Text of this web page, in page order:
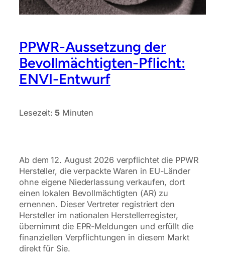
PPWR-Aussetzung der
Bevollmächtigten-Pflicht:
ENVI-Entwurf
Lesezeit: 5Minuten
Ab dem 12. August 2026 verpflichtet die PPWR
Hersteller, die verpackte Waren in EU-Länder
ohne eigene Niederlassung verkaufen, dort
einen lokalen Bevollmächtigten (AR) zu
ernennen. Dieser Vertreter registriert den
Hersteller im nationalen Herstellerregister,
übernimmt die EPR-Meldungen und erfüllt die
finanziellen Verpflichtungen in diesem Markt
direkt für Sie.